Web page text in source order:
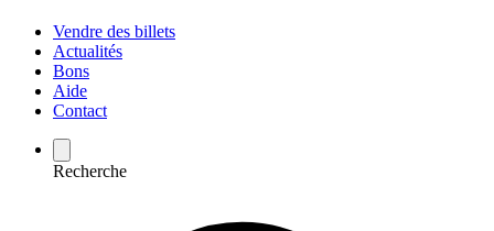
Vendre des billets
Actualités
Bons
Aide
Contact
Recherche